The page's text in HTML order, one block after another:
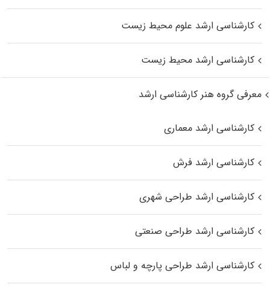
کارشناسی ارشد علوم محیط‌ زیست
کارشناسی ارشد محیط زیست
معرفی گروه هنر کارشناسی ارشد
کارشناسی ارشد معماری
کارشناسی ارشد فرش
کارشناسی ارشد طراحی شهری
کارشناسی ارشد طراحی صنعتی
کارشناسی ارشد طراحی پارچه و لباس